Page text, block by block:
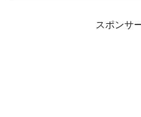
スポンサ